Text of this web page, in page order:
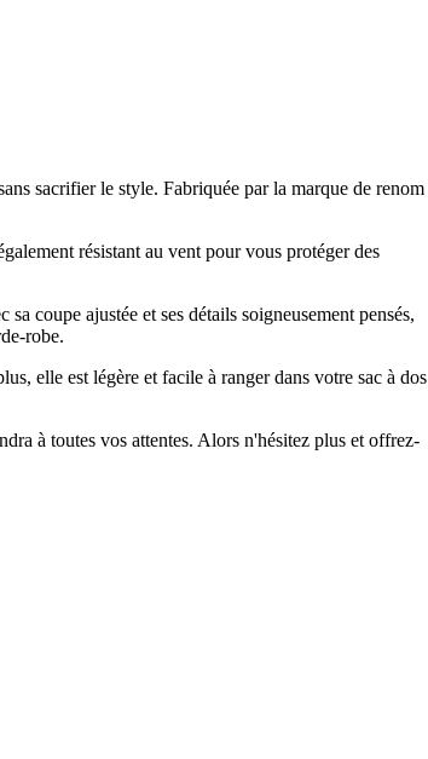
sacrifier le style. Fabriquée par la marque de renom
résistant au vent pour vous protéger des
coupe ajustée et ses détails soigneusement pensés,
robe.
elle est légère et facile à ranger dans votre sac à dos
à toutes vos attentes. Alors n'hésitez plus et offrez-